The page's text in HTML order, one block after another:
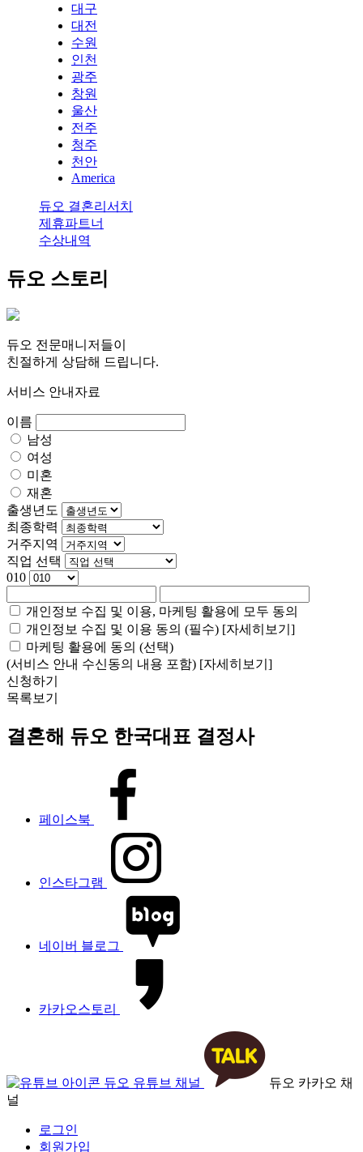
대구
대전
수원
인천
광주
창원
울산
전주
청주
천안
America
듀오 결혼리서치
제휴파트너
수상내역
듀오 스토리
듀오 전문매니저들이
친절하게 상담해 드립니다.
서비스 안내자료
이름
남성
여성
미혼
재혼
출생년도
최종학력
거주지역
직업 선택
010
개인정보 수집 및 이용, 마케팅 활용에 모두 동의
개인정보 수집 및 이용 동의 (필수) [자세히보기]
마케팅 활용에 동의 (선택)
(서비스 안내 수신동의 내용 포함) [자세히보기]
신청하기
목록보기
결혼해 듀오 한국대표 결정사
페이스북
인스타그램
네이버 블로그
카카오스토리
듀오 유튜브 채널
듀오 카카오 채
널
로그인
회원가입